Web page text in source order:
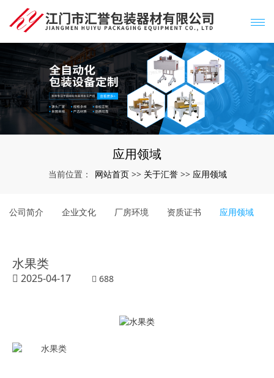
应用领域
当前位置： 网站首页 >> 关于汇誉 >> 应用领域
公司简介 企业文化 厂房环境 资质证书 应用领域
水果类
2025-04-17 688